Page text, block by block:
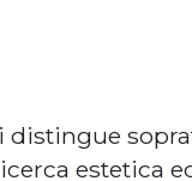
distingue
estetica